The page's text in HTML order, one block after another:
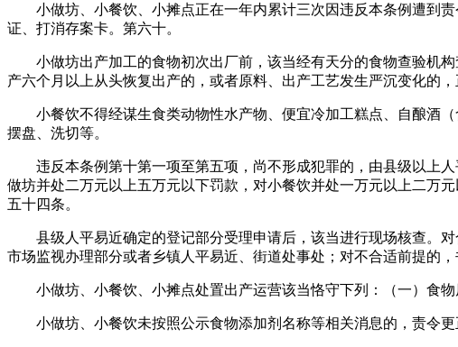
小做坊、小餐饮、小摊点正在一年内累计三次因违反本条例遭到责
证、打消存案卡。第六十。
小做坊出产加工的食物初次出厂前，该当经有天分的食物查验机构
产六个月以上从头恢复出产的，或者原料、出产工艺发生严沉变化的，
小餐饮不得经谋生食类动物性水产物、便宜冷加工糕点、自酿酒（
摆盘、洗切等。
违反本条例第十第一项至第五项，尚不形成犯罪的，由县级以上人
做坊并处二万元以上五万元以下罚款，对小餐饮并处一万元以上二万
五十四条。
县级人平易近确定的登记部分受理申请后，该当进行现场核查。对
市场监视办理部分或者乡镇人平易近、街道处事处；对不合适前提的
小做坊、小餐饮、小摊点处置出产运营该当恪守下列：（一）食物
小做坊、小餐饮未按照公示食物添加剂名称等相关消息的，责令更